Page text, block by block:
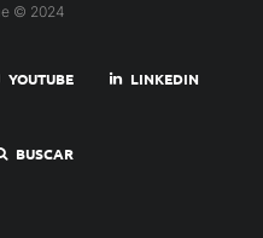
© 2024
YOUTUBE LINKEDIN
BUSCAR